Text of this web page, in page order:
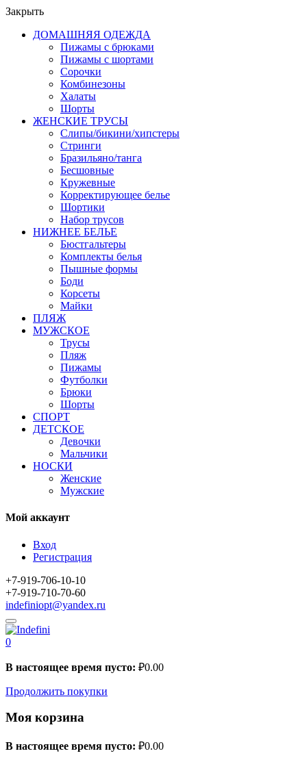
Закрыть
ДОМАШНЯЯ ОДЕЖДА
Пижамы с брюками
Пижамы с шортами
Сорочки
Комбинезоны
Халаты
Шорты
ЖЕНСКИЕ ТРУСЫ
Слипы/бикини/хипстеры
Стринги
Бразильяно/танга
Бесшовные
Кружевные
Корректирующее белье
Шортики
Набор трусов
НИЖНЕЕ БЕЛЬЕ
Бюстгальтеры
Комплекты белья
Пышные формы
Боди
Корсеты
Майки
ПЛЯЖ
МУЖСКОЕ
Трусы
Пляж
Пижамы
Футболки
Брюки
Шорты
СПОРТ
ДЕТСКОЕ
Девочки
Мальчики
НОСКИ
Женские
Мужские
Мой аккаунт
Вход
Регистрация
+7-919-706-10-10
+7-919-710-70-60
indefiniopt@yandex.ru
0
В настоящее время пусто: ₽0.00
Продолжить покупки
Моя корзина
В настоящее время пусто: ₽0.00